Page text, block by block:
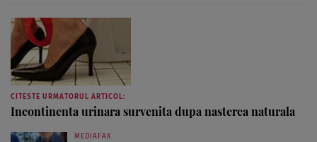
CITESTE URMATORUL ARTICOL:
Incontinenta urinara survenita dupa nasterea naturala
MEDIAFAX